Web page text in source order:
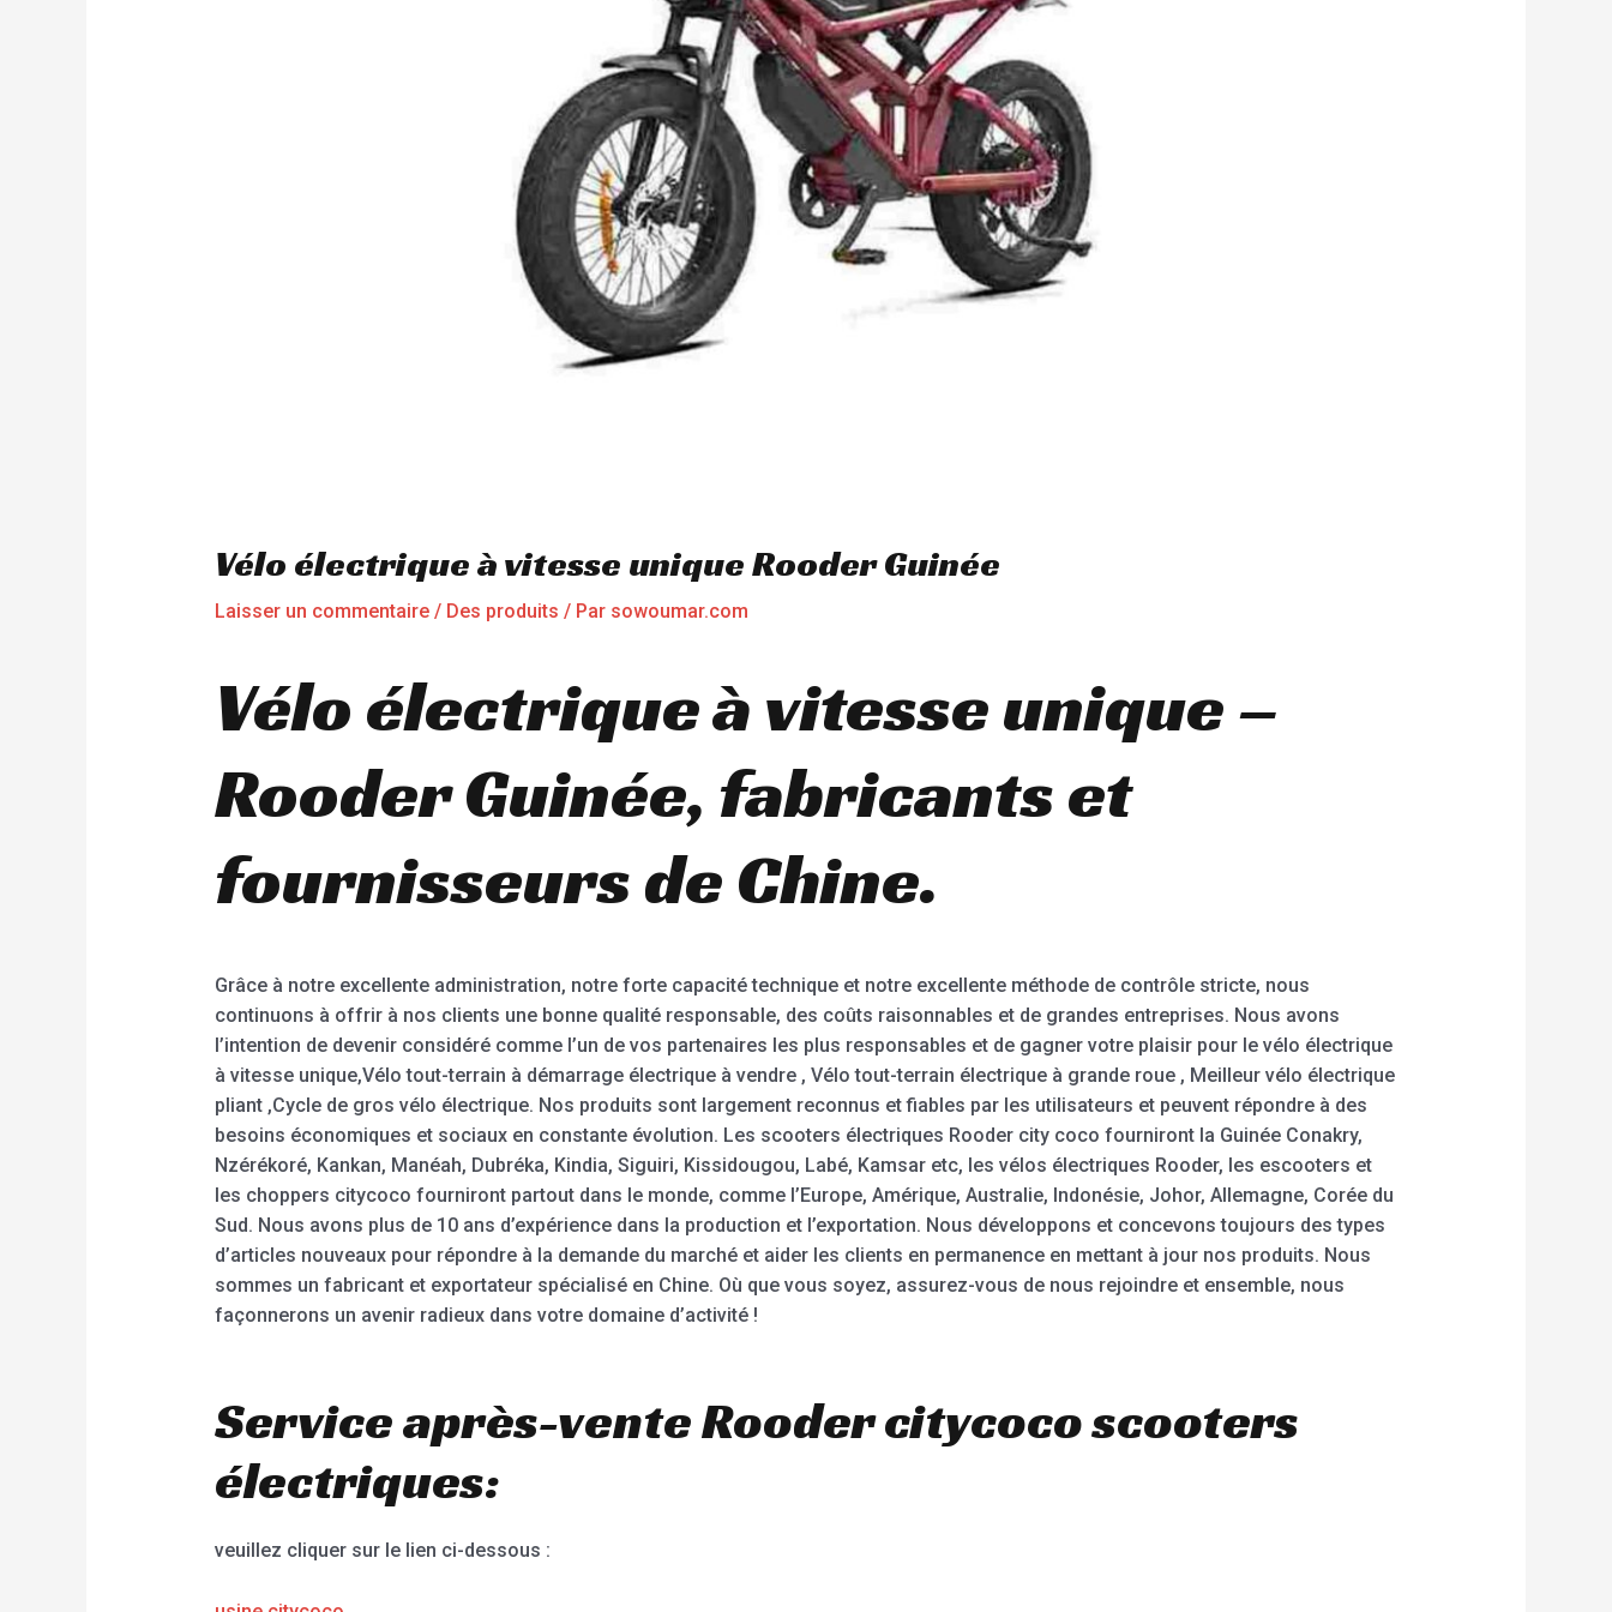
Vélo électrique à vitesse unique Rooder Guinée
Laisser un commentaire / Des produits / Par sowoumar.com
Vélo électrique à vitesse unique –
Rooder Guinée, fabricants et
fournisseurs de Chine.
Grâce à notre excellente administration, notre forte capacité technique et notre excellente méthode de contrôle stricte, nous
continuons à offrir à nos clients une bonne qualité responsable, des coûts raisonnables et de grandes entreprises. Nous avons
l’intention de devenir considéré comme l’un de vos partenaires les plus responsables et de gagner votre plaisir pour le vélo électrique
à vitesse unique,Vélo tout-terrain à démarrage électrique à vendre , Vélo tout-terrain électrique à grande roue , Meilleur vélo électrique
pliant ,Cycle de gros vélo électrique. Nos produits sont largement reconnus et fiables par les utilisateurs et peuvent répondre à des
besoins économiques et sociaux en constante évolution. Les scooters électriques Rooder city coco fourniront la Guinée Conakry,
Nzérékoré, Kankan, Manéah, Dubréka, Kindia, Siguiri, Kissidougou, Labé, Kamsar etc, les vélos électriques Rooder, les escooters et
les choppers citycoco fourniront partout dans le monde, comme l’Europe, Amérique, Australie, Indonésie, Johor, Allemagne, Corée du
Sud. Nous avons plus de 10 ans d’expérience dans la production et l’exportation. Nous développons et concevons toujours des types
d’articles nouveaux pour répondre à la demande du marché et aider les clients en permanence en mettant à jour nos produits. Nous
sommes un fabricant et exportateur spécialisé en Chine. Où que vous soyez, assurez-vous de nous rejoindre et ensemble, nous
façonnerons un avenir radieux dans votre domaine d’activité !
Service après-vente Rooder citycoco scooters
électriques:
veuillez cliquer sur le lien ci-dessous :